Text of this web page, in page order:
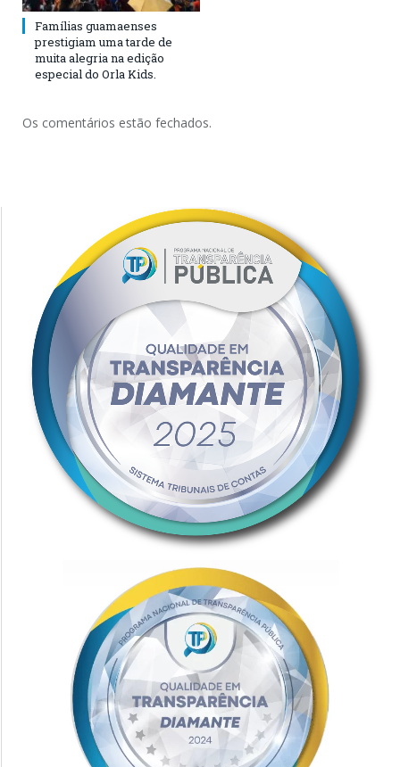
Famílias guamaenses
prestigiam uma tarde de
muita alegria na edição
especial do Orla Kids.
Os comentários estão fechados.